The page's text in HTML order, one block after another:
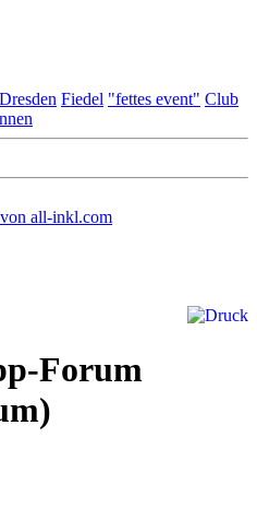
Fiedel "fettes event" Club
Forum